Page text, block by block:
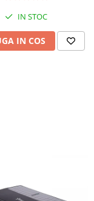
IN STOC
IN COS